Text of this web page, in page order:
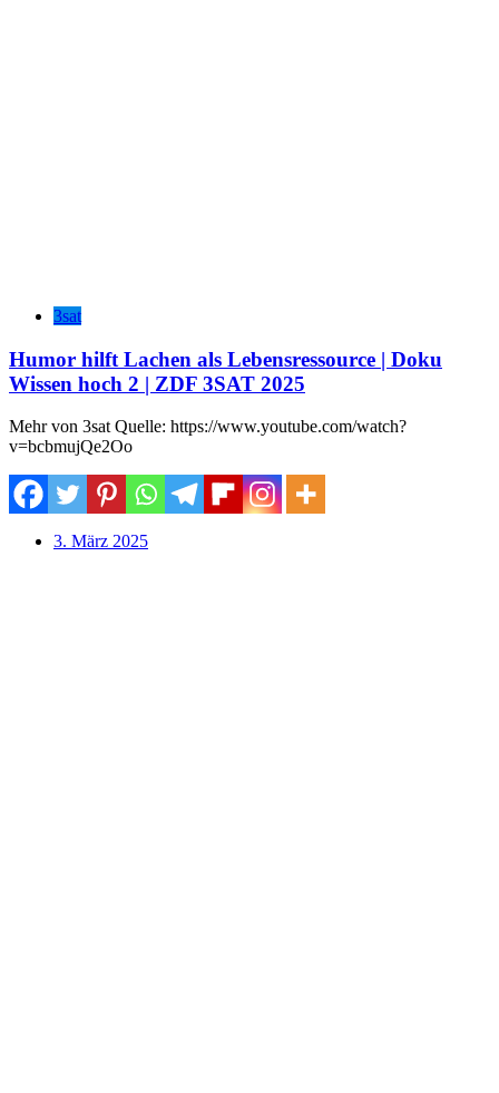
3sat
Humor hilft Lachen als Lebensressource | Doku
Wissen hoch 2 | ZDF 3SAT 2025
Mehr von 3sat Quelle: https://www.youtube.com/watch?
v=bcbmujQe2Oo
3. März 2025